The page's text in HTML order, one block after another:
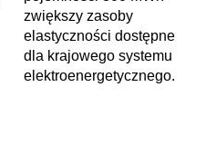
zwiększy zasoby
elastyczności dostępne
dla krajowego systemu
elektroenergetycznego.